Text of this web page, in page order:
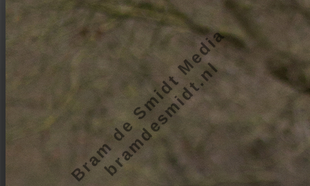
Bram de Smidt Media
bramdesmidt.nl